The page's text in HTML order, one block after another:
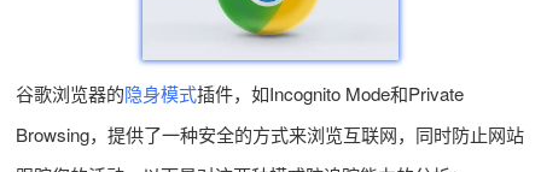
谷歌浏览器的隐身模式插件，如Incognito Mode和Private
Browsing，提供了一种安全的方式来浏览互联网，同时防止网站